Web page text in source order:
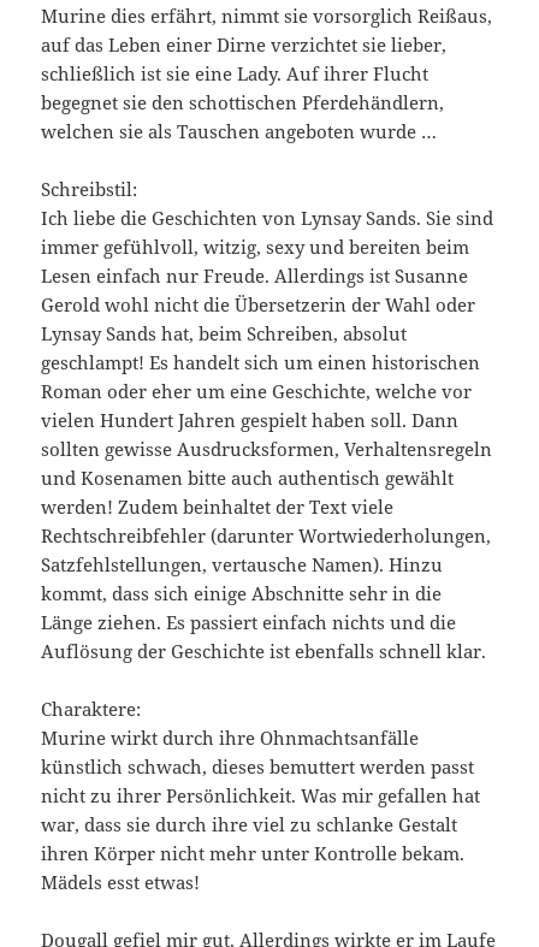
Murine dies erfährt, nimmt sie vorsorglich Reißaus,
auf das Leben einer Dirne verzichtet sie lieber,
schließlich ist sie eine Lady. Auf ihrer Flucht
begegnet sie den schottischen Pferdehändlern,
welchen sie als Tauschen angeboten wurde …
Schreibstil:
Ich liebe die Geschichten von Lynsay Sands. Sie sind
immer gefühlvoll, witzig, sexy und bereiten beim
Lesen einfach nur Freude. Allerdings ist Susanne
Gerold wohl nicht die Übersetzerin der Wahl oder
Lynsay Sands hat, beim Schreiben, absolut
geschlampt! Es handelt sich um einen historischen
Roman oder eher um eine Geschichte, welche vor
vielen Hundert Jahren gespielt haben soll. Dann
sollten gewisse Ausdrucksformen, Verhaltensregeln
und Kosenamen bitte auch authentisch gewählt
werden! Zudem beinhaltet der Text viele
Rechtschreibfehler (darunter Wortwiederholungen,
Satzfehlstellungen, vertausche Namen). Hinzu
kommt, dass sich einige Abschnitte sehr in die
Länge ziehen. Es passiert einfach nichts und die
Auflösung der Geschichte ist ebenfalls schnell klar.
Charaktere:
Murine wirkt durch ihre Ohnmachtsanfälle
künstlich schwach, dieses bemuttert werden passt
nicht zu ihrer Persönlichkeit. Was mir gefallen hat
war, dass sie durch ihre viel zu schlanke Gestalt
ihren Körper nicht mehr unter Kontrolle bekam.
Mädels esst etwas!
Dougall gefiel mir gut. Allerdings wirkte er im Laufe